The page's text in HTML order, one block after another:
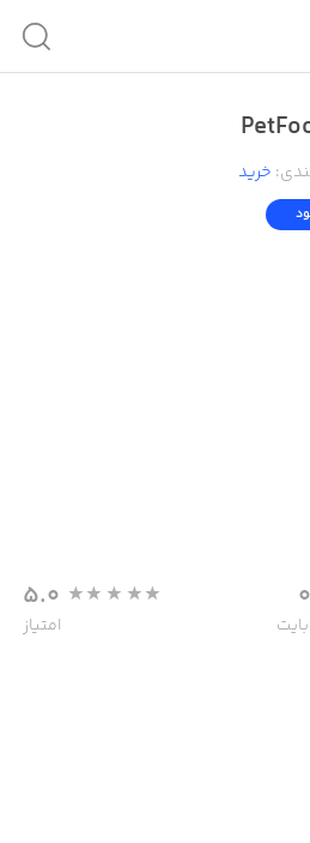
: خرید
0
5.0
امتیاز